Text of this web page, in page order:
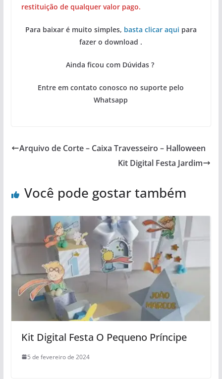
restituição de qualquer valor pago.
Para baixar é muito simples, basta clicar aqui para
fazer o download .
Ainda ficou com Dúvidas ?
Entre em contato conosco no suporte pelo
Whatsapp
Arquivo de Corte – Caixa Travesseiro – Halloween
Kit Digital Festa Jardim
Você pode gostar também
Kit Digital Festa O Pequeno Príncipe
5 de fevereiro de 2024